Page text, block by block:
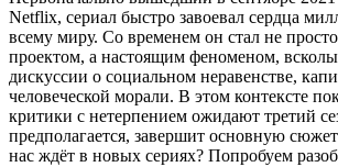
Netflix, сериал быстро завоевал сердца
всему миру. Со временем он стал не
проектом, а настоящим феноменом,
дискуссии о социальном неравенстве,
человеческой морали. В этом контексте
критики с нетерпением ожидают третий
предполагается, завершит основную
нас ждёт в новых сериях? Попробуем